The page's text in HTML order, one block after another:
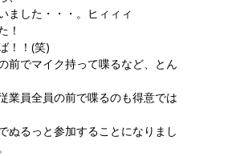
ました・・・。ヒィィィ
！
！！(笑)
前でマイク持って喋るなど、とん
業員全員の前で喋るのも得意では
ぬるっと参加することになりまし